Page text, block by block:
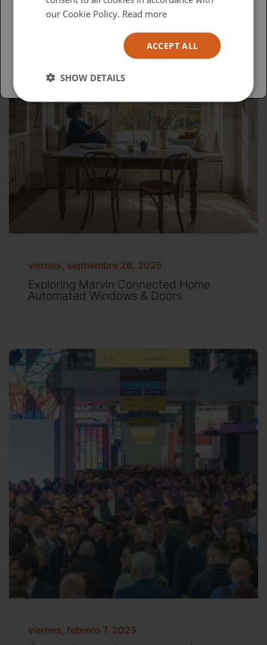
viernes, septiembre 26, 2025
Exploring Marvin Connected Home
Automated Windows & Doors
viernes, febrero 7, 2025
USAour Cookie Policy. Read more
ACCEPT ALL
SHOW DETAILS